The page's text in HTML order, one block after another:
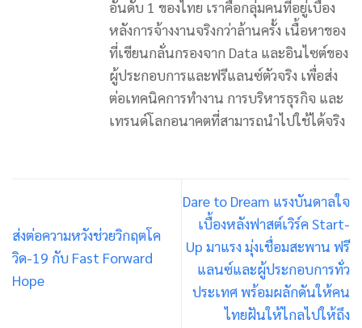
อันดับ 1 ของไทย เราคือกลุ่มคนที่อยู่เบื้อง
หลังการจ้างงานจริงกว่าล้านครั้ง เนื้อหาของ
ที่เขียนกลั่นกรองจาก Data และอินไซต์ของ
ผู้ประกอบการและฟรีแลนซ์ตัวจริง เพื่อส่ง
ต่อเทคนิคการทำงาน การบริหารธุรกิจ และ
เทรนด์โลกอนาคตที่สามารถนำไปใช้ได้จริง
ส่งต่อความหวังช่วยวิกฤตโค
วิด-19 กับ Fast Forward
Hope
Dare to Dream แรงบันดาลใจ
เบื้องหลังฟาสต์เวิร์ค Start-
Up มาแรง มุ่งเชื่อมสะพาน ฟรี
แลนซ์และผู้ประกอบการทั่ว
ประเทศ พร้อมผลักดันให้คน
ไทยฝันให้ไกลไปให้ถึง